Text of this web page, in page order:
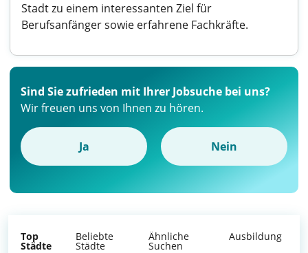
Stadt zu einem interessanten Ziel für
Berufsanfänger sowie erfahrene Fachkräfte.
Sind Sie zufrieden mit Ihrer Jobsuche bei uns?
Wir freuen uns von Ihnen zu hören.
Ja Nein
Top
Städte
Beliebte
Städte
Ähnliche
Suchen
Ausbildung